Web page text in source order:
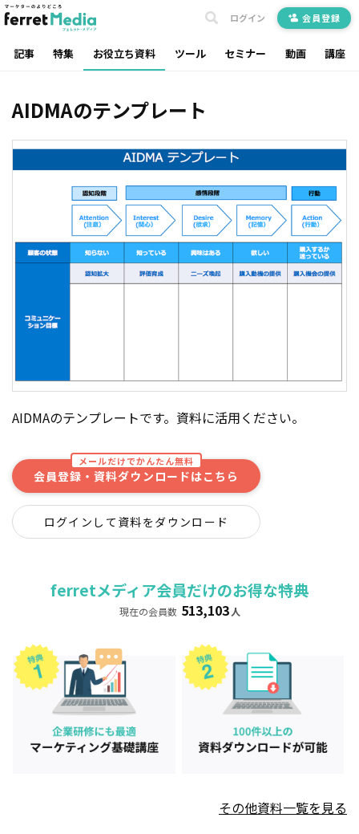
記事 特集 お役立ち資料 ツール セミナー 動画 講座
ログイン 会員登録
AIDMAのテンプレート
AIDMAのテンプレートです。資料に活用ください。
メールだけでかんたん無料
会員登録・資料ダウンロードはこちら
ログインして資料をダウンロード
ferretメディア会員だけのお得な特典
現在の会員数 513,103 人
その他資料一覧を見る